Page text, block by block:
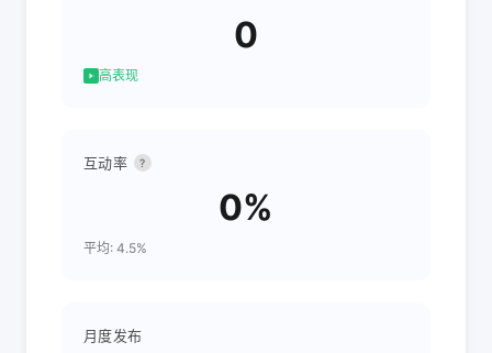
0
高表现
互动率 ?
0%
平均: 4.5%
月度发布